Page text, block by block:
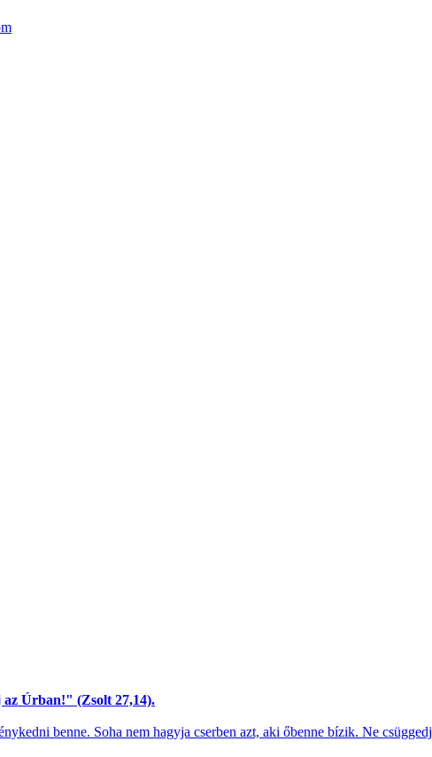
az Úrban!" (Zsolt 27,14).
benne. Soha nem hagyja cserben azt, aki őbenne bízik. Ne